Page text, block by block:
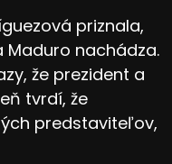
priznala,
Maduro nachádza.
že prezident a
tvrdí, že
predstaviteľov,